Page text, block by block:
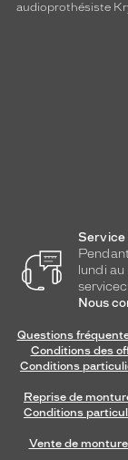
audioprothésiste
Service
lundi
Nous
Questions
Conditions des
Conditions
Reprise de
Conditions
Vente de